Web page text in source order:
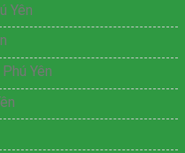
Yên
Yên